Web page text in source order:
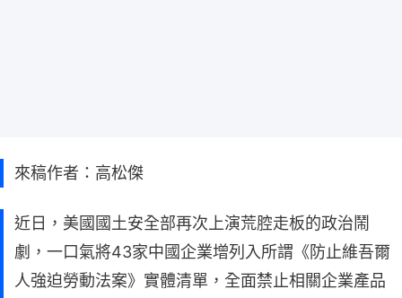
來稿作者：高松傑
近日，美國國土安全部再次上演荒腔走板的政治鬧
劇，一口氣將43家中國企業增列入所謂《防止維吾爾
人強迫勞動法案》實體清單，全面禁止相關企業產品